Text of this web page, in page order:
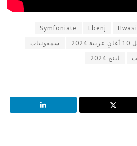
Hwasi
Lbenj
Symfoniate
سمفونيات
لبنج 2024